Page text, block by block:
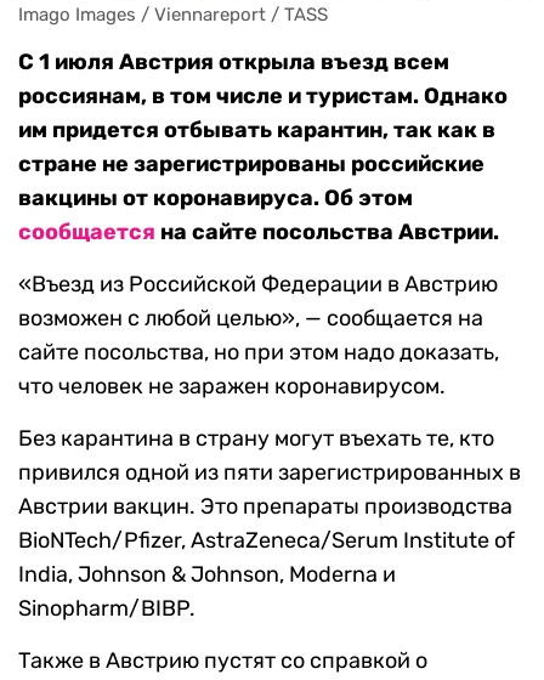
Imago Images / Viennareport / TASS
С 1 июля Австрия открыла въезд всем
россиянам, в том числе и туристам. Однако
им придется отбывать карантин, так как в
стране не зарегистрированы российские
вакцины от коронавируса. Об этом
сообщается на сайте посольства Австрии.
«Въезд из Российской Федерации в Австрию
возможен с любой целью», — сообщается на
сайте посольства, но при этом надо доказать,
что человек не заражен коронавирусом.
Без карантина в страну могут въехать те, кто
привился одной из пяти зарегистрированных в
Австрии вакцин. Это препараты производства
BioNTech/Pfizer, AstraZeneca/Serum Institute of
India, Johnson & Johnson, Moderna и
Sinopharm/BIBP.
Также в Австрию пустят со справкой о